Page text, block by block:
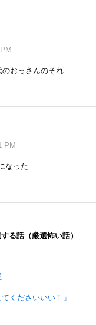
おっさんのそれ
PM
なった
る話（厳選怖い話）
くださいいい！」